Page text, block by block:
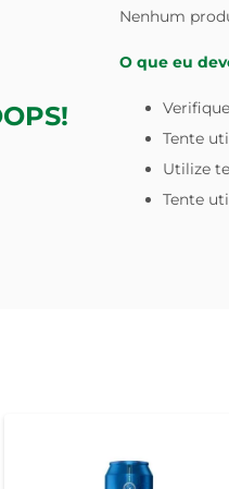
Nenhum
O que eu
Tente
Utilize
Tente